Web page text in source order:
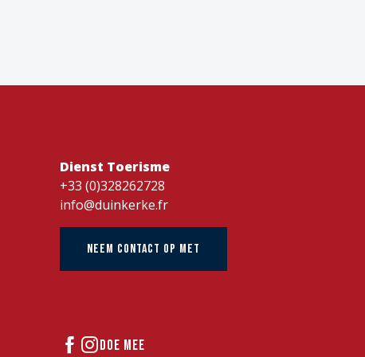
Dienst Toerisme
+33 (0)328262728
info@duinkerke.fr
NEEM CONTACT OP MET
DOE MEE